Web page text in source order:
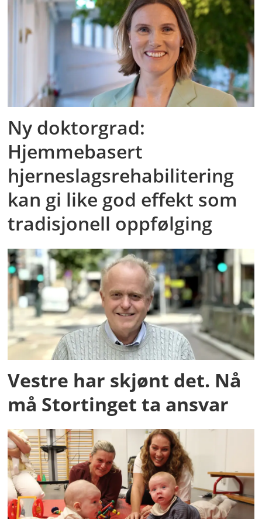
Ny doktorgrad:
Hjemmebasert
hjerneslagsrehabilitering
kan gi like god effekt som
tradisjonell oppfølging
Vestre har skjønt det. Nå
må Stortinget ta ansvar